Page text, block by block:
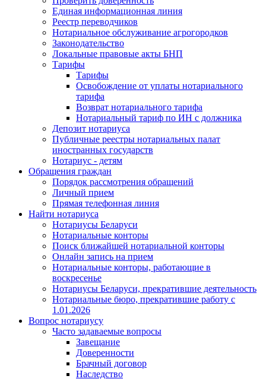
Единая информационная линия
Реестр переводчиков
Нотариальное обслуживание агрогородков
Законодательство
Локальные правовые акты БНП
Тарифы
Тарифы
Освобождение от уплаты нотариального
тарифа
Возврат нотариального тарифа
Нотариальный тариф по ИН с должника
Депозит нотариуса
Публичные реестры нотариальных палат
иностранных государств
Нотариус - детям
Обращения граждан
Порядок рассмотрения обращений
Личный прием
Прямая телефонная линия
Найти нотариуса
Нотариусы Беларуси
Нотариальные конторы
Поиск ближайшей нотариальной конторы
Онлайн запись на прием
Нотариальные конторы, работающие в
воскресенье
Нотариусы Беларуси, прекратившие деятельность
Нотариальные бюро, прекратившие работу с
1.01.2026
Вопрос нотариусу
Часто задаваемые вопросы
Завещание
Доверенности
Брачный договор
Наследство